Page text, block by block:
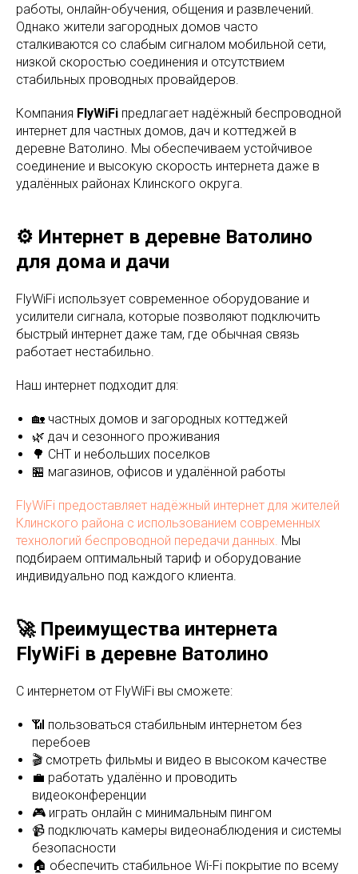
работы, онлайн-обучения, общения и развлечений.
Однако жители загородных домов часто
сталкиваются со слабым сигналом мобильной сети,
низкой скоростью соединения и отсутствием
стабильных проводных провайдеров.
Компания FlyWiFi предлагает надёжный беспроводной
интернет для частных домов, дач и коттеджей в
деревне Ватолино. Мы обеспечиваем устойчивое
соединение и высокую скорость интернета даже в
удалённых районах Клинского округа.
⚙️ Интернет в деревне Ватолино
для дома и дачи
FlyWiFi использует современное оборудование и
усилители сигнала, которые позволяют подключить
быстрый интернет даже там, где обычная связь
работает нестабильно.
Наш интернет подходит для:
🏡 частных домов и загородных коттеджей
🌿 дач и сезонного проживания
🌳 СНТ и небольших поселков
🏪 магазинов, офисов и удалённой работы
FlyWiFi предоставляет надёжный интернет для жителей
Клинского района с использованием современных
технологий беспроводной передачи данных. Мы
подбираем оптимальный тариф и оборудование
индивидуально под каждого клиента.
🚀 Преимущества интернета
FlyWiFi в деревне Ватолино
С интернетом от FlyWiFi вы сможете:
📶 пользоваться стабильным интернетом без
перебоев
🎬 смотреть фильмы и видео в высоком качестве
💼 работать удалённо и проводить
видеоконференции
🎮 играть онлайн с минимальным пингом
📹 подключать камеры видеонаблюдения и системы
безопасности
🏠 обеспечить стабильное Wi-Fi покрытие по всему